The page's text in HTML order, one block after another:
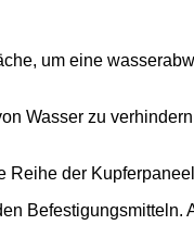
um eine
Wasser zu
Reihe der
Befestigungsmitteln.